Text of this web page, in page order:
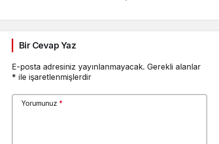
Bir Cevap Yaz
E-posta adresiniz yayınlanmayacak. Gerekli alanlar
* ile işaretlenmişlerdir
Yorumunuz *